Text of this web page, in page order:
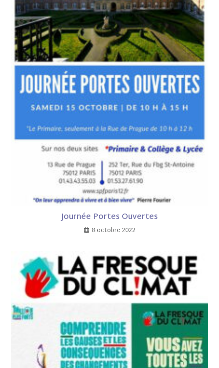
Journée Portes Ouvertes
8 octobre 2022